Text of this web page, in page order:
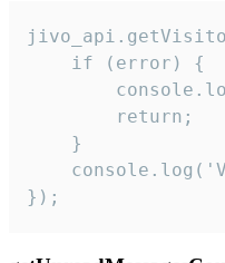
    if (error) {
        return;
    }
});